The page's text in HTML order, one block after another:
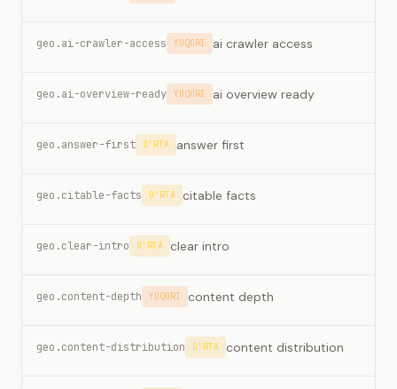
geo.ai-crawler-access YUQORI ai crawler access
geo.ai-overview-ready YUQORI ai overview ready
geo.answer-first O'RTA answer first
geo.citable-facts O'RTA citable facts
geo.clear-intro O'RTA clear intro
geo.content-depth YUQORI content depth
geo.content-distribution O'RTA content distribution